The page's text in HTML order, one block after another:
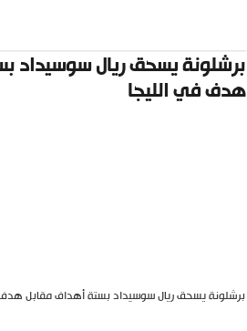
يسحق ريال سوسيداد
في الليجا
يسحق ريال سوسيداد بستة أهداف مقابل هدف